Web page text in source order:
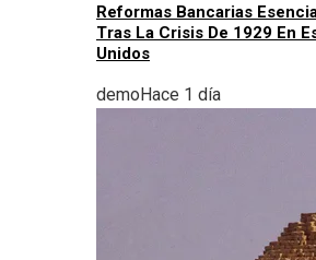
Reformas Bancarias
Tras La Crisis De 1929 En
Unidos
demoHace 1 día